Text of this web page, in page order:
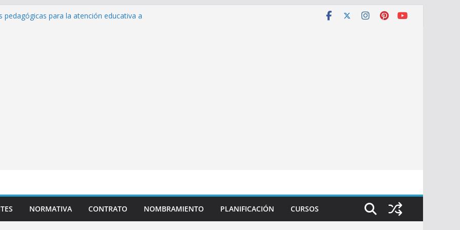
pedagógicas para la atención educativa a
NORMATIVA CONTRATO NOMBRAMIENTO PLANIFICACIÓN CURSOS